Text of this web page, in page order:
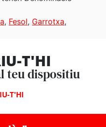
, Fesol, Garrotxa,
T'HI
teu dispositiu
T'HI